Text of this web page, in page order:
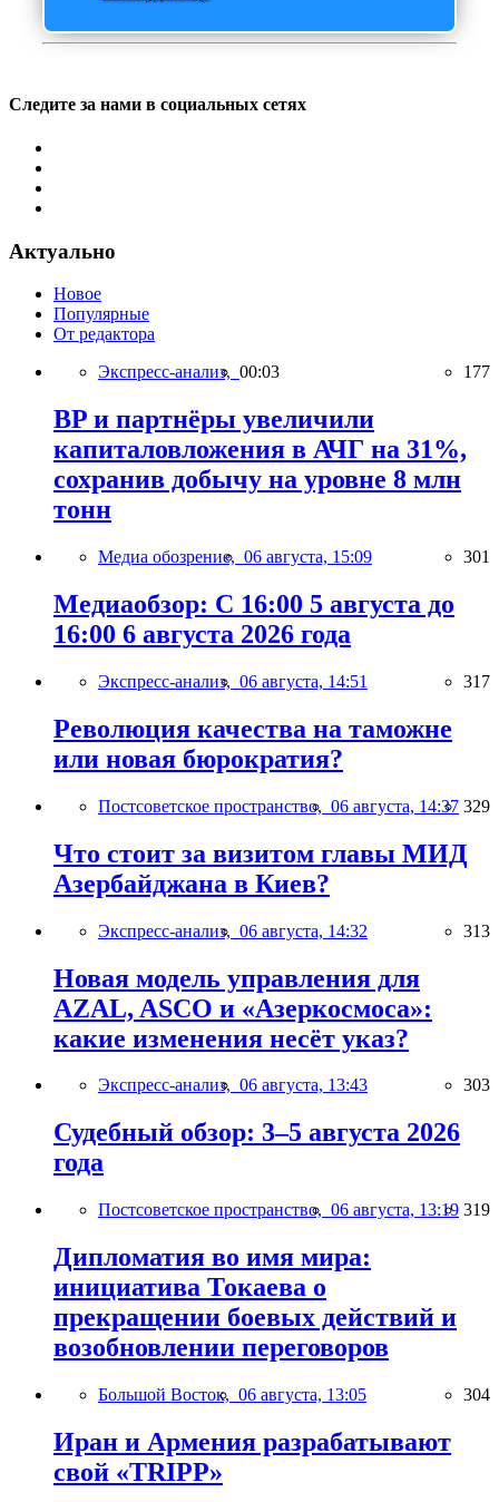
Следите за нами в социальных сетях
Актуально
Новое
Популярные
От редактора
Экспресс-анализ, 00:03 177
BP и партнёры увеличили
капиталовложения в АЧГ на 31%,
сохранив добычу на уровне 8 млн
тонн
Медиа обозрение, 06 августа, 15:09 301
Медиаобзор: С 16:00 5 августа до
16:00 6 августа 2026 года
Экспресс-анализ, 06 августа, 14:51 317
Революция качества на таможне
или новая бюрократия?
Постсоветское пространство, 06 августа, 14:37 329
Что стоит за визитом главы МИД
Азербайджана в Киев?
Экспресс-анализ, 06 августа, 14:32 313
Новая модель управления для
AZAL, ASCO и «Азеркосмоса»:
какие изменения несёт указ?
Экспресс-анализ, 06 августа, 13:43 303
Судебный обзор: 3–5 августа 2026
года
Постсоветское пространство, 06 августа, 13:19 319
Дипломатия во имя мира:
инициатива Токаева о
прекращении боевых действий и
возобновлении переговоров
Большой Восток, 06 августа, 13:05 304
Иран и Армения разрабатывают
свой «TRIPP»